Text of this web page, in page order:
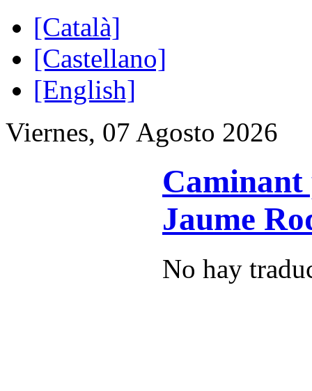
[Català]
[Castellano]
[English]
Viernes, 07 Agosto 2026
Jaume
No hay